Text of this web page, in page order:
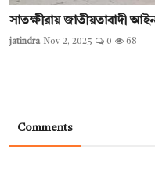
সাতক্ষীরায় জাতীয়তাবাদী
jatindra Nov 2, 2025 0 68
Comments